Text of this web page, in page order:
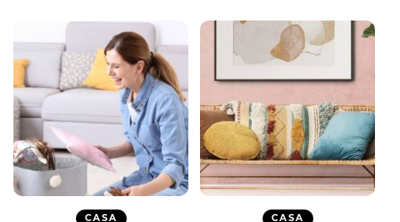
CASA CASA